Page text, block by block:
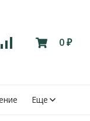
0 ₽
Еще